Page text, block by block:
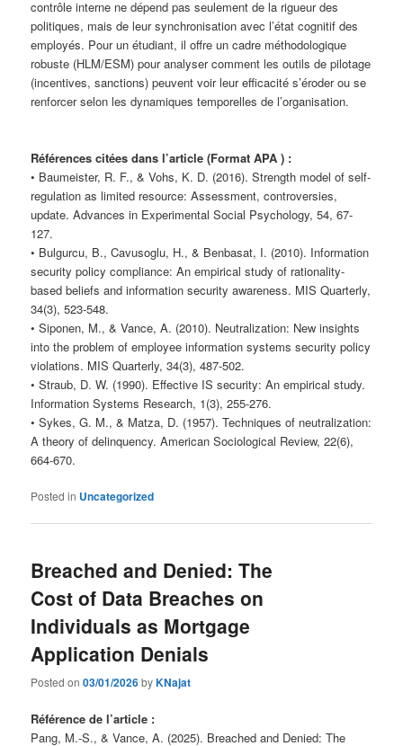
contrôle interne ne dépend pas seulement de la rigueur des
politiques, mais de leur synchronisation avec l’état cognitif des
employés. Pour un étudiant, il offre un cadre méthodologique
robuste (HLM/ESM) pour analyser comment les outils de pilotage
(incentives, sanctions) peuvent voir leur efficacité s’éroder ou se
renforcer selon les dynamiques temporelles de l’organisation.
Références citées dans l’article (Format APA ) :
• Baumeister, R. F., & Vohs, K. D. (2016). Strength model of self-
regulation as limited resource: Assessment, controversies,
update. Advances in Experimental Social Psychology, 54, 67-
127.
• Bulgurcu, B., Cavusoglu, H., & Benbasat, I. (2010). Information
security policy compliance: An empirical study of rationality-
based beliefs and information security awareness. MIS Quarterly,
34(3), 523-548.
• Siponen, M., & Vance, A. (2010). Neutralization: New insights
into the problem of employee information systems security policy
violations. MIS Quarterly, 34(3), 487-502.
• Straub, D. W. (1990). Effective IS security: An empirical study.
Information Systems Research, 1(3), 255-276.
• Sykes, G. M., & Matza, D. (1957). Techniques of neutralization:
A theory of delinquency. American Sociological Review, 22(6),
664-670.
Posted in Uncategorized
Breached and Denied: The
Cost of Data Breaches on
Individuals as Mortgage
Application Denials
Posted on03/01/2026byKNajat
Référence de l’article :
Pang, M.-S., & Vance, A. (2025). Breached and Denied: The